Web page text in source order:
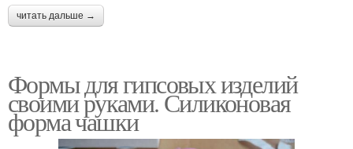
читать дальше →
Формы для гипсовых изделий
своими руками. Силиконовая
форма чашки